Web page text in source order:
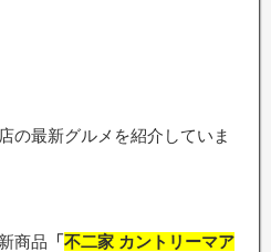
の最新グルメを紹介していま
商品 「不二家 カントリーマア